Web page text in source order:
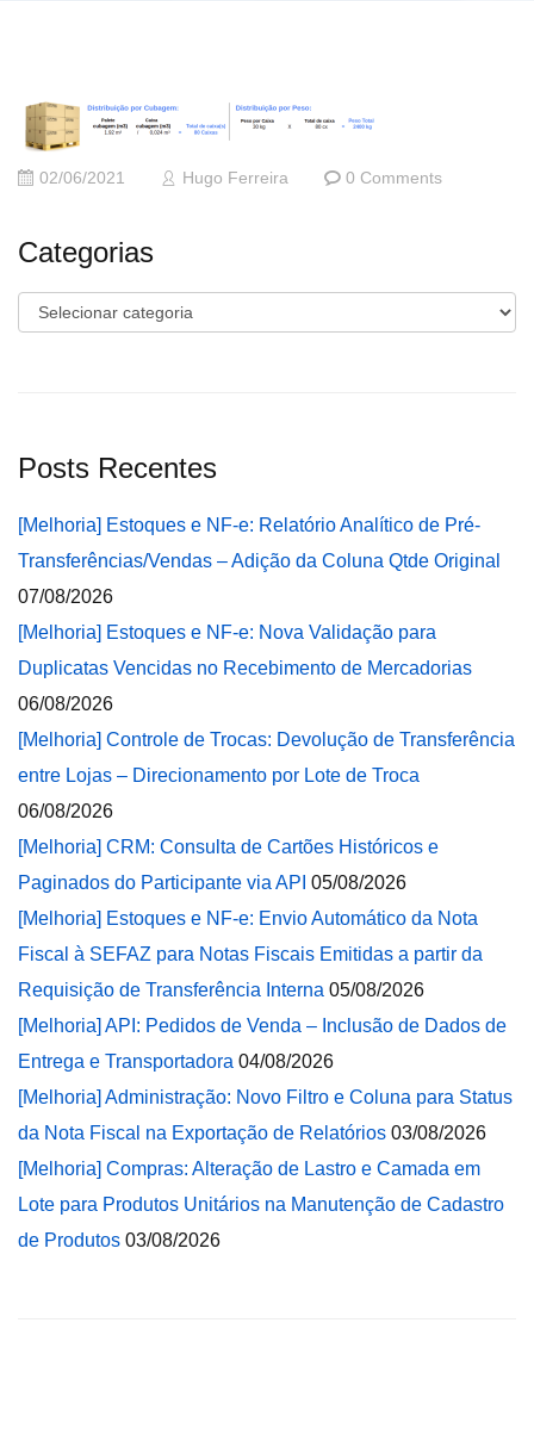
02/06/2021 Hugo Ferreira 0 Comments
Categorias
Categorias
Posts Recentes
[Melhoria] Estoques e NF-e: Relatório Analítico de Pré-
Transferências/Vendas – Adição da Coluna Qtde Original
07/08/2026
[Melhoria] Estoques e NF-e: Nova Validação para
Duplicatas Vencidas no Recebimento de Mercadorias
06/08/2026
[Melhoria] Controle de Trocas: Devolução de Transferência
entre Lojas – Direcionamento por Lote de Troca
06/08/2026
[Melhoria] CRM: Consulta de Cartões Históricos e
Paginados do Participante via API 05/08/2026
[Melhoria] Estoques e NF-e: Envio Automático da Nota
Fiscal à SEFAZ para Notas Fiscais Emitidas a partir da
Requisição de Transferência Interna 05/08/2026
[Melhoria] API: Pedidos de Venda – Inclusão de Dados de
Entrega e Transportadora 04/08/2026
[Melhoria] Administração: Novo Filtro e Coluna para Status
da Nota Fiscal na Exportação de Relatórios 03/08/2026
[Melhoria] Compras: Alteração de Lastro e Camada em
Lote para Produtos Unitários na Manutenção de Cadastro
de Produtos 03/08/2026